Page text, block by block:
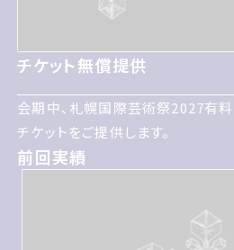
チケット無償提供
チケット無償提供
会期中 札幌国際げいじゅつさい
な鑑賞チケットをご提供します
会期中、札幌国際芸術祭2027有
チケットをご提供します。
前回実績
前回実績